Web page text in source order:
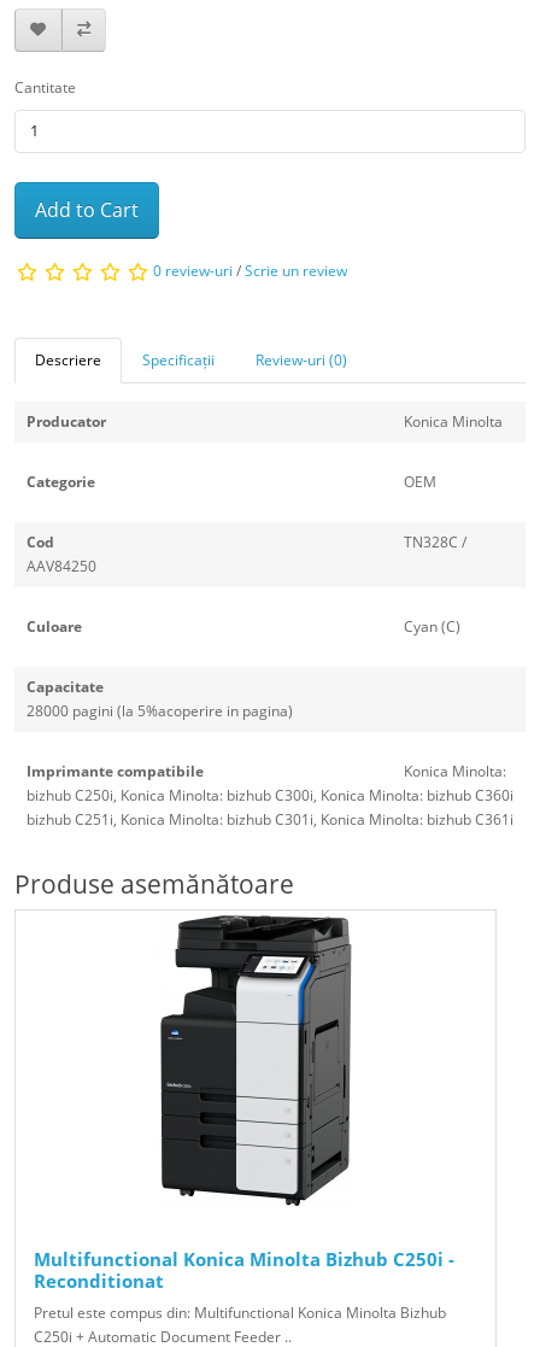
Cantitate
Add to Cart
0 review-uri /Scrie un review
Descriere Specificații Review-uri (0)
Producator Konica Minolta
Categorie OEM
Cod
TN328C /
AAV84250
Culoare Cyan (C)
Capacitate
28000 pagini (la 5%acoperire in pagina)
Imprimante compatibile
Konica Minolta:
bizhub C250i, Konica Minolta: bizhub C300i, Konica Minolta: bizhub C360i
bizhub C251i, Konica Minolta: bizhub C301i, Konica Minolta: bizhub C361i
Produse asemănătoare
Multifunctional Konica Minolta Bizhub C250i -
Reconditionat
Pretul este compus din: Multifunctional Konica Minolta Bizhub
C250i + Automatic Document Feeder ..